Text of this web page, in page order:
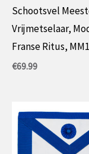
Schootsvel
Vrijmetselaar,
Franse Ritus,
€69.99